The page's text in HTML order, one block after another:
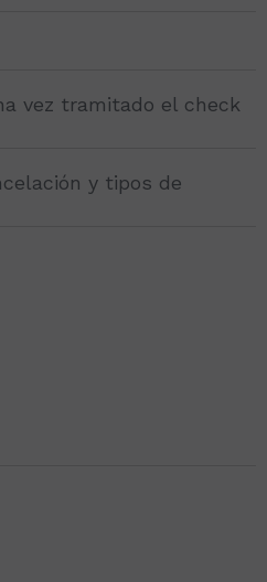
vez tramitado el check
y tipos de